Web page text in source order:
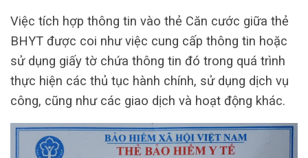
Việc tích hợp thông tin vào thẻ Căn cước giữa thẻ
BHYT được coi như việc cung cấp thông tin hoặc
sử dụng giấy tờ chứa thông tin đó trong quá trình
thực hiện các thủ tục hành chính, sử dụng dịch vụ
công, cũng như các giao dịch và hoạt động khác.